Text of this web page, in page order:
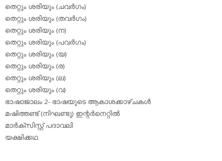
തെറ്റും ശരിയും (ചവര്‍ഗം)
തെറ്റും ശരിയും (തവര്‍ഗം)
തെറ്റും ശരിയും (ന)
തെറ്റും ശരിയും (പവര്‍ഗം)
തെറ്റും ശരിയും (യ)
തെറ്റും ശരിയും (ര)
തെറ്റും ശരിയും (ല)
തെറ്റും ശരിയും (വ)
ഭാഷാജാലം 2- ഭാഷയുടെ ആകാശക്കാഴ്ചകള്‍
മഷിത്തണ്ട് (നിഘണ്ടു) ഇന്റര്‍നെറ്റില്‍
മാര്‍ക്‌സിസ്റ്റ് പദാവലി
യക്ഷിക്കഥ